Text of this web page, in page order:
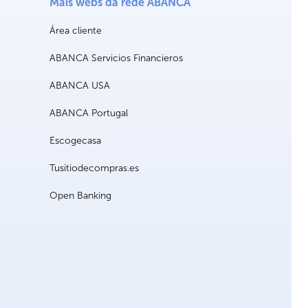
Área cliente
ABANCA Servicios Financieros
ABANCA USA
ABANCA Portugal
Escogecasa
Tusitiodecompras.es
Open Banking